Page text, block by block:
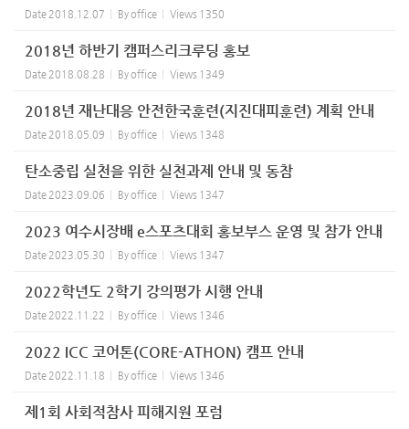
Date 2018.12.07 Byoffice Views 1350
2018년 하반기 캠퍼스리크루딩 홍보
Date 2018.08.28 Byoffice Views 1349
2018년 재난대응 안전한국훈련(지진대피훈련) 계획 안내
Date 2018.05.09 Byoffice Views 1348
탄소중립 실천을 위한 실천과제 안내 및 동참
Date 2023.09.06 Byoffice Views 1347
2023 여수시장배 e스포츠대회 홍보부스 운영 및 참가 안내
Date 2023.05.30 Byoffice Views 1347
2022학년도 2학기 강의평가 시행 안내
Date 2022.11.22 Byoffice Views 1346
2022 ICC 코어톤(CORE-ATHON) 캠프 안내
Date 2022.11.18 Byoffice Views 1346
제1회 사회적참사 피해지원 포럼